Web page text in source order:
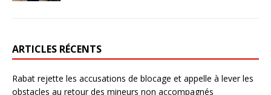
ARTICLES RÉCENTS
Rabat rejette les accusations de blocage et appelle à lever les
obstacles au retour des mineurs non accompagnés